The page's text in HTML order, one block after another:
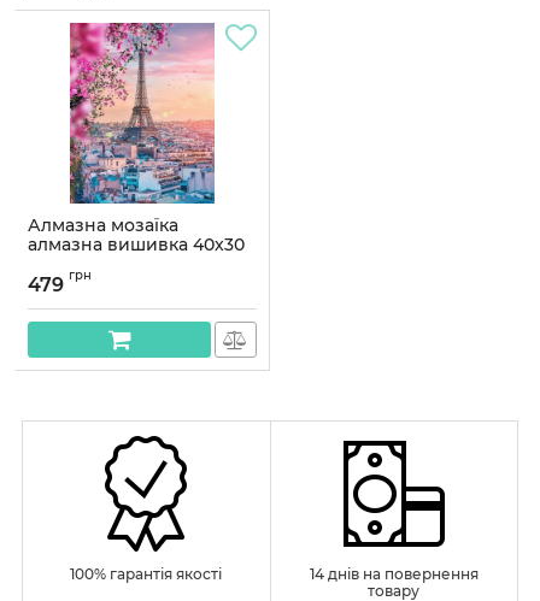
Алмазна мозаїка
алмазна вишивка 40x30
OG00304SS
Артикул:OG00304SS
479 грн
100% гарантія якості
14 днів на повернення
товару